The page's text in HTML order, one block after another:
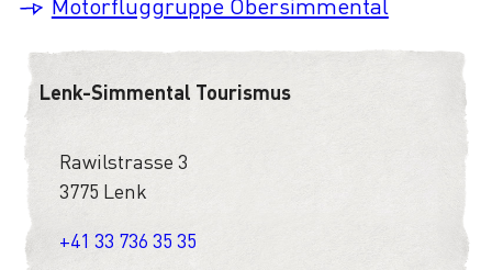
Motorfluggruppe Obersimmental
Lenk-Simmental Tourismus
Rawilstrasse 3
3775 Lenk
+41 33 736 35 35